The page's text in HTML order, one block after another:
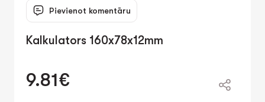
Pievienot komentāru
Kalkulators 160x78x12mm
9.81€